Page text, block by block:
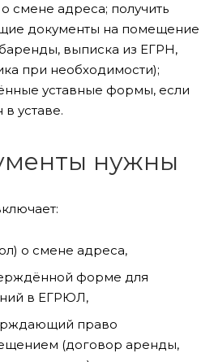
смене адреса; получить
документы на помещение
выписка из ЕГРН,
при необходимости);
уставные формы, если
уставе.
нужны
о смене адреса,
форме для
в ЕГРЮЛ,
право
(договор аренды,